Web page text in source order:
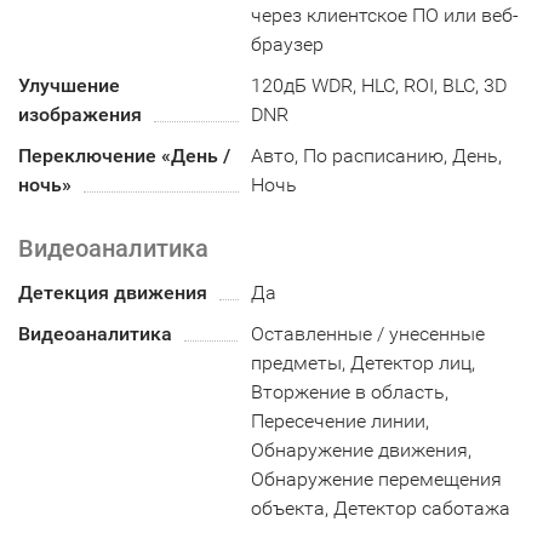
через клиентское ПО или веб-
браузер
Улучшение
изображения
120дБ WDR, HLC, ROI, BLC, 3D
DNR
Переключение «День /
ночь»
Авто, По расписанию, День,
Ночь
Видеоаналитика
Детекция движения
Да
Видеоаналитика
Оставленные / унесенные
предметы, Детектор лиц,
Вторжение в область,
Пересечение линии,
Обнаружение движения,
Обнаружение перемещения
объекта, Детектор саботажа